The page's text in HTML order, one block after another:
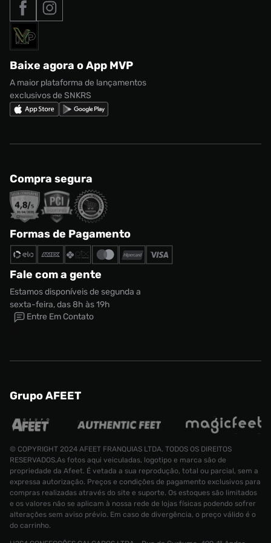
CONTINUAR COMPRANDO
Tênis Nike P-6000 SE Masculino
Tamanho:38 R$ 899,99
ADICIONAR AO CARRINHO
Roupas
Acessórios
Marcas
adidas Adi2000
adidas Campus
Nike Shox
Termos de uso
Política de privacidade
Regulamento CRM/ CASHBACK
Regulamento Cupom
Formas de Pagamento
Solicite seus dados
Baixe agora o App MVP
A maior plataforma de lançamentos
exclusivos de SNKRS
Compra segura
Formas de Pagamento
Fale com a gente
Estamos disponíveis de segunda a
sexta-feira, das 8h às 19h
Entre Em Contato
Grupo AFEET
© COPYRIGHT 2024 AFEET FRANQUIAS LTDA. TODOS OS DIREITOS
RESERVADOS.As fotos aqui veiculadas, logotipo e marca são de
propriedade da Afeet. É vetada a sua reprodução, total ou parcial, sem a
expressa autorização. Preços e condições de pagamento exclusivos para
compras realizadas através do site e suporte. Os estoques são limitados
e os valores não se aplicam à nossa rede de lojas físicas podendo sofrer
alterações sem aviso prévio. Em caso de divergência, o preço válido é o
do carrinho.